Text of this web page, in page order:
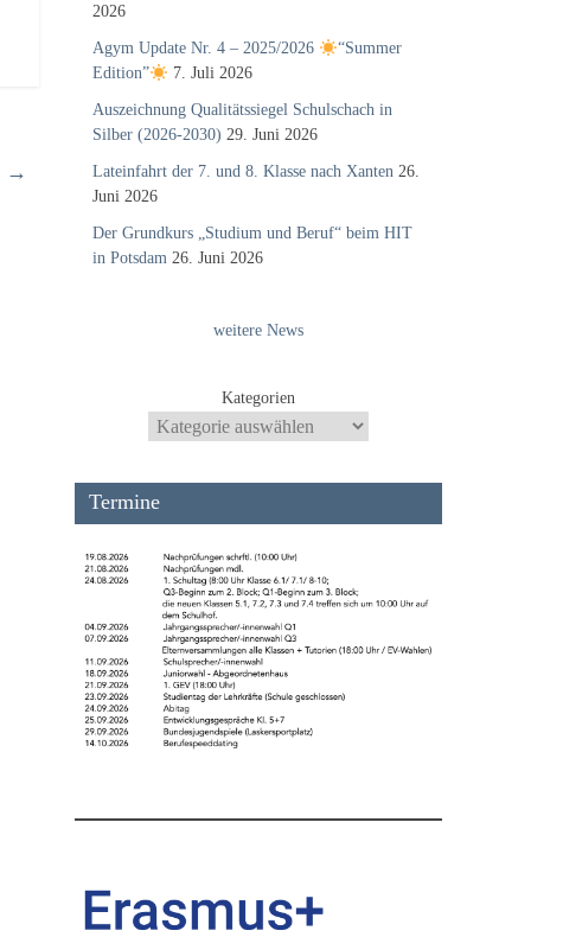
→
2026
Agym Update Nr. 4 – 2025/2026
“Summer
Edition”
7. Juli 2026
Auszeichnung Qualitätssiegel Schulschach in
Silber (2026-2030) 29. Juni 2026
Lateinfahrt der 7. und 8. Klasse nach Xanten 26.
Juni 2026
Der Grundkurs „Studium und Beruf“ beim HIT
in Potsdam 26. Juni 2026
weitere News
Kategorien
Termine